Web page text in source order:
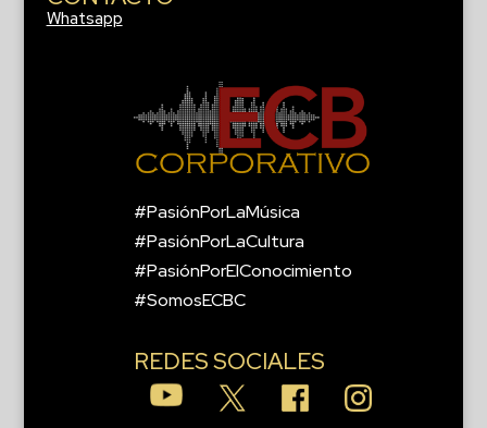
Whatsapp
#PasiónPorLaMúsica
#PasiónPorLaCultura
#PasiónPorElConocimiento
#SomosECBC
REDES SOCIALES